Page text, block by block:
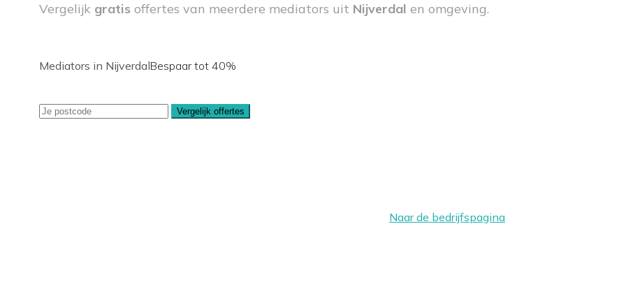
Vergelijk gratis offertes van meerdere mediators uit Nijverdal en omgeving.
Mediators in NijverdalBespaar tot 40%
Vergelijk offertes
Naar de bedrijfspagina